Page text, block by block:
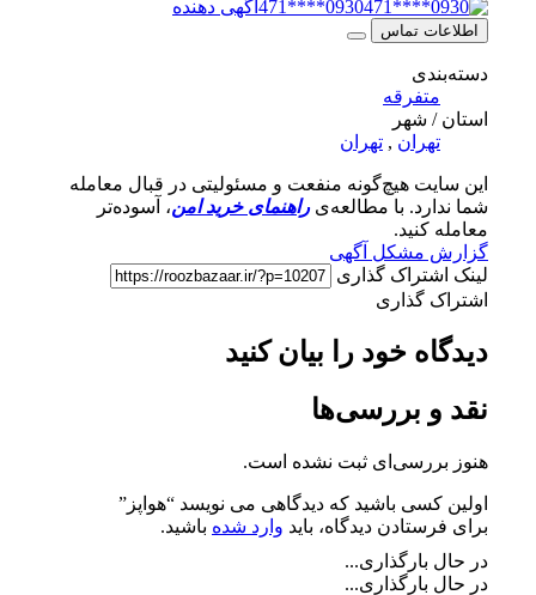
0930****471 آگهی دهنده
اطلاعات تماس
دسته‌بندی
متفرقه
استان / شهر
تهران , تهران
این سایت هیچ‌گونه منفعت و مسئولیتی در قبال معامله
شما ندارد. با مطالعه‌یراهنمای خرید امن، آسوده‌تر
معامله کنید.
گزارش مشکل آگهی
لینک اشتراک گذاری
اشتراک گذاری
دیدگاه خود را بیان کنید
نقد و بررسی‌ها
هنوز بررسی‌ای ثبت نشده است.
اولین کسی باشید که دیدگاهی می نویسد “هواپز”
برای فرستادن دیدگاه، باید وارد شده باشید.
در حال بارگذاری...
در حال بارگذاری...